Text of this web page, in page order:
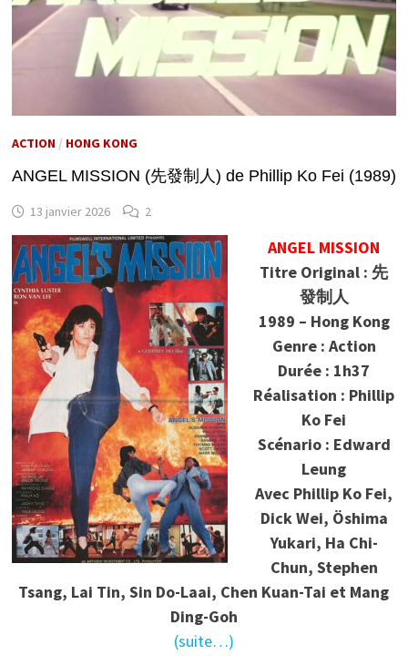
ACTION/ HONG KONG
ANGEL MISSION (先發制人) de Phillip Ko Fei (1989)
13 janvier 2026 2
ANGEL MISSION
Titre Original : 先
發制人
1989 – Hong Kong
Genre : Action
Durée : 1h37
Réalisation : Phillip
Ko Fei
Scénario : Edward
Leung
Avec Phillip Ko Fei,
Dick Wei, Öshima
Yukari, Ha Chi-
Chun, Stephen
Tsang, Lai Tin, Sin Do-Laai, Chen Kuan-Tai et Mang
Ding-Goh
(suite…)